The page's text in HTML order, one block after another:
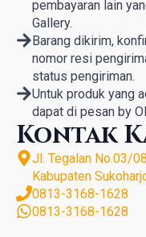
pembayaran lain
Gallery.
Barang dikirim,
nomor resi
status pengiriman.
Untuk produk yang
dapat di pesan by
Kontak
Jl. Tegalan No.03/
Kabupaten
0813-3168-1628
0813-3168-1628